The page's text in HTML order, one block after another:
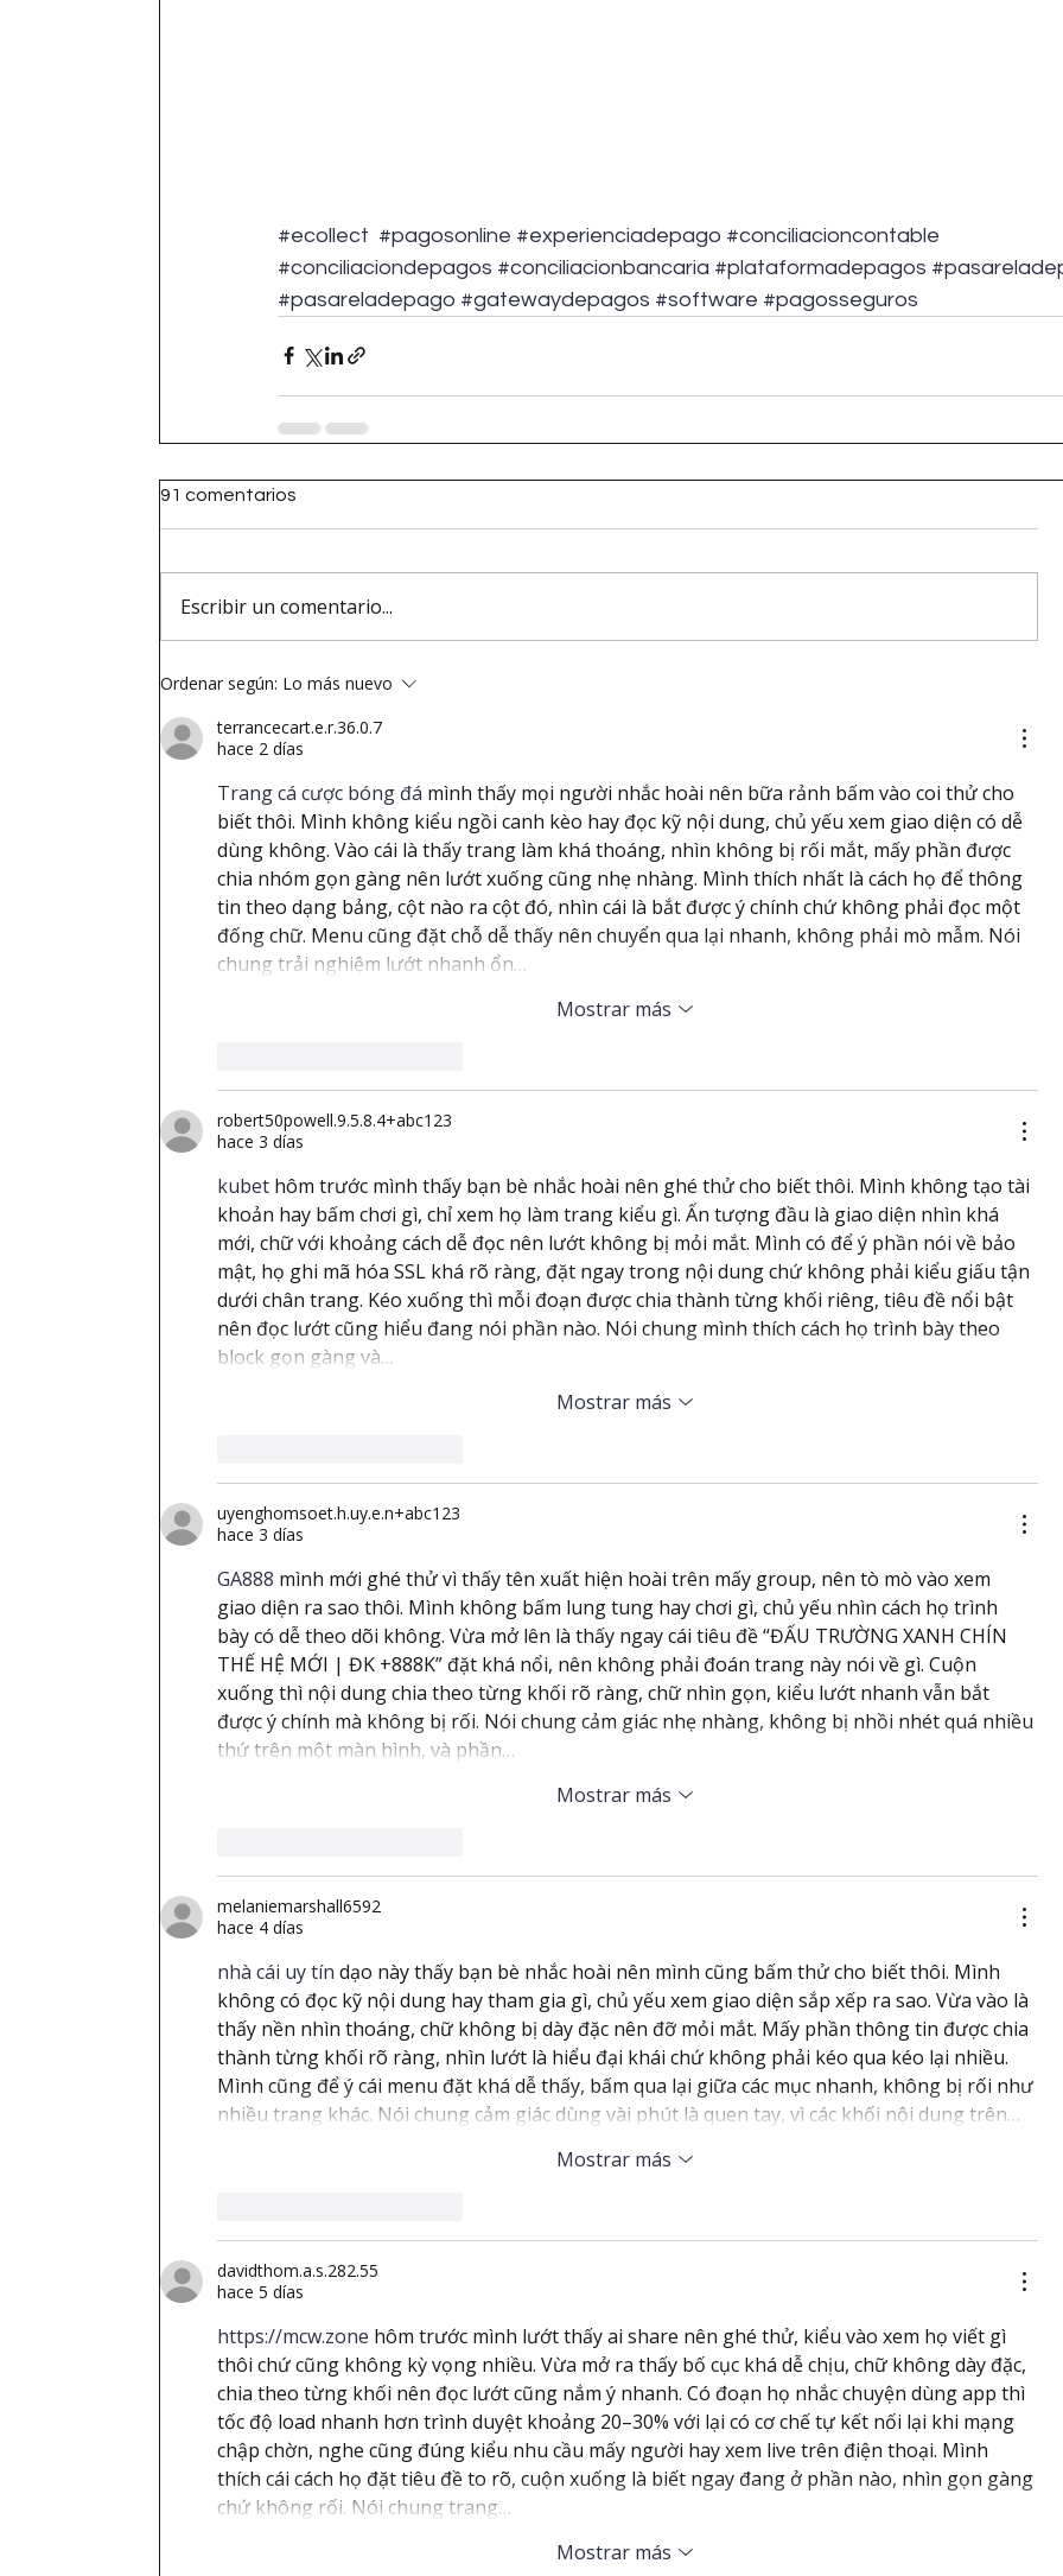
#ecollect #pagosonline #experienciadepago #conciliacioncontable
#conciliaciondepagos #conciliacionbancaria #plataformadepagos
#pasareladepago #gatewaydepagos #software #pagosseguros
91 comentarios
Escribir un comentario...
Ordenar según: Lo más nuevo
terrancecart.e.r.36.0.7
hace 2 días
Trang cá cược bóng đá mình thấy mọi người nhắc hoài nên bữa rảnh bấm vào coi thử cho
biết thôi. Mình không kiểu ngồi canh kèo hay đọc kỹ nội dung, chủ yếu xem giao diện có dễ
dùng không. Vào cái là thấy trang làm khá thoáng, nhìn không bị rối mắt, mấy phần được
chia nhóm gọn gàng nên lướt xuống cũng nhẹ nhàng. Mình thích nhất là cách họ để thông
tin theo dạng bảng, cột nào ra cột đó, nhìn cái là bắt được ý chính chứ không phải đọc một
đống chữ. Menu cũng đặt chỗ dễ thấy nên chuyển qua lại nhanh, không phải mò mẫm. Nói
chung trải nghiệm lướt nhanh ổn…
Mostrar más
robert50powell.9.5.8.4+abc123
hace 3 días
kubet hôm trước mình thấy bạn bè nhắc hoài nên ghé thử cho biết thôi. Mình không tạo tài
khoản hay bấm chơi gì, chỉ xem họ làm trang kiểu gì. Ấn tượng đầu là giao diện nhìn khá
mới, chữ với khoảng cách dễ đọc nên lướt không bị mỏi mắt. Mình có để ý phần nói về bảo
mật, họ ghi mã hóa SSL khá rõ ràng, đặt ngay trong nội dung chứ không phải kiểu giấu tận
dưới chân trang. Kéo xuống thì mỗi đoạn được chia thành từng khối riêng, tiêu đề nổi bật
nên đọc lướt cũng hiểu đang nói phần nào. Nói chung mình thích cách họ trình bày theo
block gọn gàng và…
Mostrar más
uyenghomsoet.h.uy.e.n+abc123
hace 3 días
GA888 mình mới ghé thử vì thấy tên xuất hiện hoài trên mấy group, nên tò mò vào xem
giao diện ra sao thôi. Mình không bấm lung tung hay chơi gì, chủ yếu nhìn cách họ trình
bày có dễ theo dõi không. Vừa mở lên là thấy ngay cái tiêu đề “ĐẤU TRƯỜNG XANH CHÍN
THẾ HỆ MỚI | ĐK +888K” đặt khá nổi, nên không phải đoán trang này nói về gì. Cuộn
xuống thì nội dung chia theo từng khối rõ ràng, chữ nhìn gọn, kiểu lướt nhanh vẫn bắt
được ý chính mà không bị rối. Nói chung cảm giác nhẹ nhàng, không bị nhồi nhét quá nhiều
thứ trên một màn hình, và phần…
Mostrar más
melaniemarshall6592
hace 4 días
nhà cái uy tín dạo này thấy bạn bè nhắc hoài nên mình cũng bấm thử cho biết thôi. Mình
không có đọc kỹ nội dung hay tham gia gì, chủ yếu xem giao diện sắp xếp ra sao. Vừa vào là
thấy nền nhìn thoáng, chữ không bị dày đặc nên đỡ mỏi mắt. Mấy phần thông tin được chia
thành từng khối rõ ràng, nhìn lướt là hiểu đại khái chứ không phải kéo qua kéo lại nhiều.
Mình cũng để ý cái menu đặt khá dễ thấy, bấm qua lại giữa các mục nhanh, không bị rối như
nhiều trang khác. Nói chung cảm giác dùng vài phút là quen tay, vì các khối nội dung trên…
Mostrar más
davidthom.a.s.282.55
hace 5 días
https://mcw.zone hôm trước mình lướt thấy ai share nên ghé thử, kiểu vào xem họ viết gì
thôi chứ cũng không kỳ vọng nhiều. Vừa mở ra thấy bố cục khá dễ chịu, chữ không dày đặc,
chia theo từng khối nên đọc lướt cũng nắm ý nhanh. Có đoạn họ nhắc chuyện dùng app thì
tốc độ load nhanh hơn trình duyệt khoảng 20–30% với lại có cơ chế tự kết nối lại khi mạng
chập chờn, nghe cũng đúng kiểu nhu cầu mấy người hay xem live trên điện thoại. Mình
thích cái cách họ đặt tiêu đề to rõ, cuộn xuống là biết ngay đang ở phần nào, nhìn gọn gàng
chứ không rối. Nói chung trang…
Mostrar más